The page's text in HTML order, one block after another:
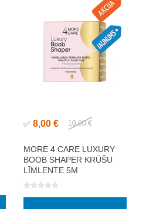
✅ 8,00 € 10,00 €
MORE 4 CARE LUXURY
BOOB SHAPER KRŪŠU
LĪMLENTE 5M